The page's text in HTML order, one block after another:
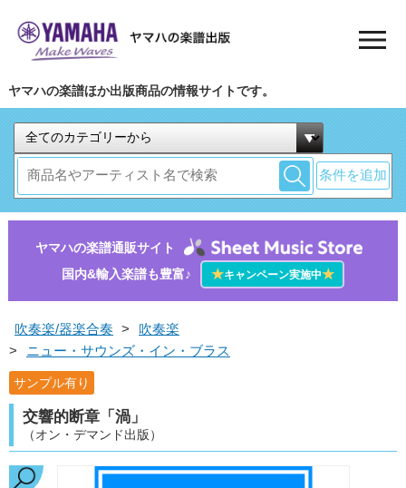
ヤマハの楽譜ほか出版商品の情報サイトです。
条件を追加
ヤマハの楽譜通販サイト
国内&輸入楽譜も豊富♪
★キャンペーン実施中★
吹奏楽/器楽合奏 >
吹奏楽
>
ニュー・サウンズ・イン・ブラス
サンプル有り
交響的断章「渦」
（オン・デマンド出版）